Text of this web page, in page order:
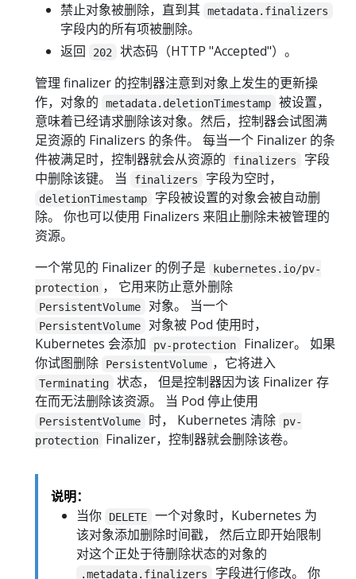
禁止对象被删除，直到其 metadata.finalizers
字段内的所有项被删除。
返回
202
状态码（HTTP "Accepted"）。
管理 finalizer 的控制器注意到对象上发生的更新操
作，对象的
metadata.deletionTimestamp
被设置，
意味着已经请求删除该对象。然后，控制器会试图满
足资源的 Finalizers 的条件。 每当一个 Finalizer 的条
件被满足时，控制器就会从资源的
finalizers
字段
中删除该键。 当
finalizers 字段为空时，
deletionTimestamp
字段被设置的对象会被自动删
除。 你也可以使用 Finalizers 来阻止删除未被管理的
资源。
一个常见的 Finalizer 的例子是
kubernetes.io/pv-
protection ， 它用来防止意外删除
PersistentVolume 对象。 当一个
PersistentVolume
对象被 Pod 使用时，
Kubernetes 会添加
pv-protection
Finalizer。 如果
你试图删除
PersistentVolume ，它将进入
Terminating
状态， 但是控制器因为该 Finalizer 存
在而无法删除该资源。 当 Pod 停止使用
PersistentVolume 时， Kubernetes 清除
pv-
protection
Finalizer，控制器就会删除该卷。
说明：
当你
DELETE
一个对象时，Kubernetes 为
该对象添加删除时间戳， 然后立即开始限制
对这个正处于待删除状态的对象的
.metadata.finalizers 字段进行修改。 你